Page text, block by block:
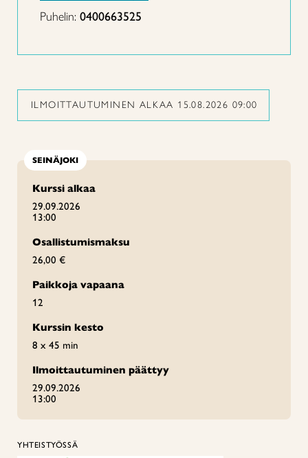
Puhelin: 0400663525
ILMOITTAUTUMINEN ALKAA 15.08.2026 09:00
SEINÄJOKI
Kurssi alkaa
29.09.2026
13:00
Osallistumismaksu
26,00 €
Paikkoja vapaana
12
Kurssin kesto
8 x 45 min
Ilmoittautuminen päättyy
29.09.2026
13:00
YHTEISTYÖSSÄ